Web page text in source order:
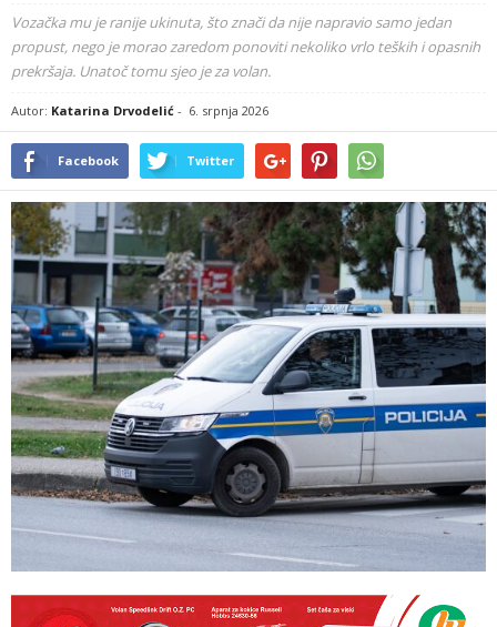
Vozačka mu je ranije ukinuta, što znači da nije napravio samo jedan
propust, nego je morao zaredom ponoviti nekoliko vrlo teških i opasnih
prekršaja. Unatoč tomu sjeo je za volan.
Autor: Katarina Drvodelić - 6. srpnja 2026
Facebook Twitter